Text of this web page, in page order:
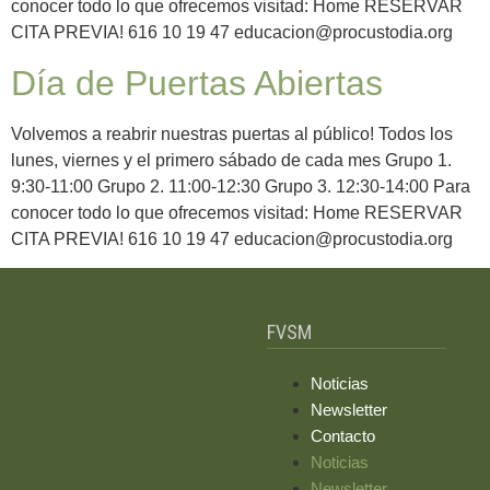
conocer todo lo que ofrecemos visitad: Home RESERVAR
CITA PREVIA! 616 10 19 47 educacion@procustodia.org
Día de Puertas Abiertas
Volvemos a reabrir nuestras puertas al público! Todos los
lunes, viernes y el primero sábado de cada mes Grupo 1.
9:30-11:00 Grupo 2. 11:00-12:30 Grupo 3. 12:30-14:00 Para
conocer todo lo que ofrecemos visitad: Home RESERVAR
CITA PREVIA! 616 10 19 47 educacion@procustodia.org
FVSM
Noticias
Newsletter
Contacto
Noticias